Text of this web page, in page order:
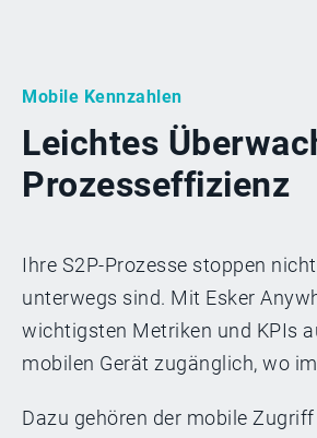
Mobile Kennzahlen
Leichtes
Prozesseffizienz
Ihre S2P-Prozesse stoppen
unterwegs sind. Mit Esker
wichtigsten Metriken und KPIs
mobilen Gerät zugänglich, wo
Dazu gehören der mobile